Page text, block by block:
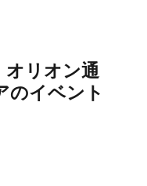
オリオン通
のイベント